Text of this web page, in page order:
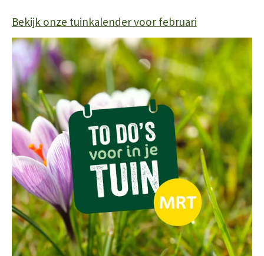
Bekijk onze tuinkalender voor februari